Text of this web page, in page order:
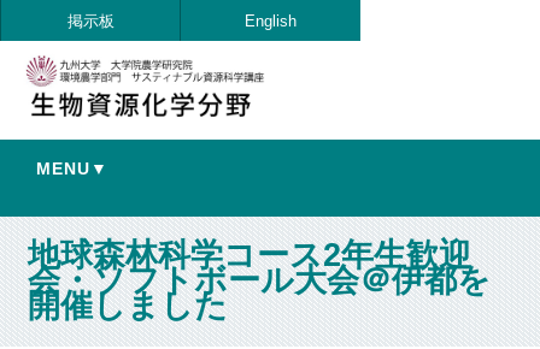
掲示板 English
MENU▼
地球森林科学コース2年生歓迎
会・ソフトボール大会＠伊都を
開催しました